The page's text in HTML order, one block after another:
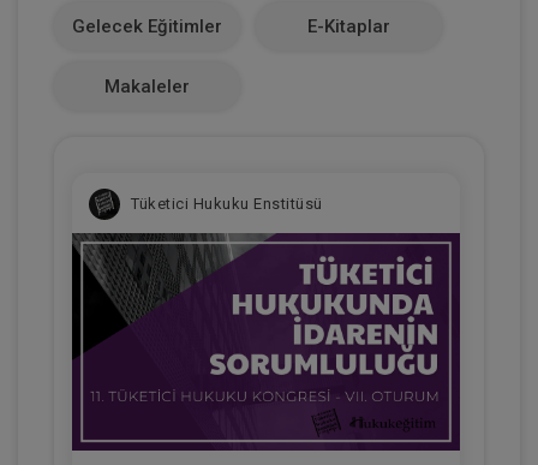
0
Gelecek Eğitimler E-Kitaplar
Makaleler
Tüketici Hukuku Enstitüsü